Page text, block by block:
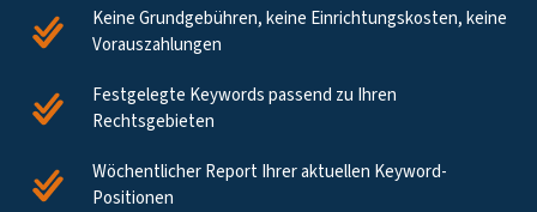
Keine Grundgebühren, keine Einrichtungskosten, keine
Vorauszahlungen
Festgelegte Keywords passend zu Ihren
Rechtsgebieten
Wöchentlicher Report Ihrer aktuellen Keyword-
Positionen